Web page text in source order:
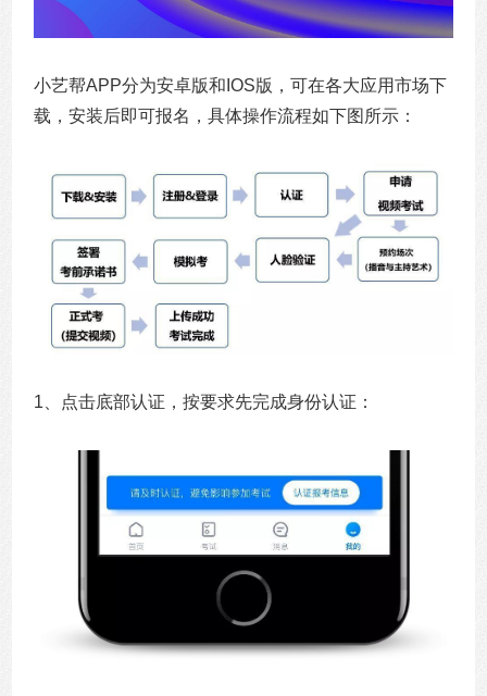
小艺帮APP分为安卓版和IOS版，可在各大应用市场下
载，安装后即可报名，具体操作流程如下图所示：
1、点击底部认证，按要求先完成身份认证：